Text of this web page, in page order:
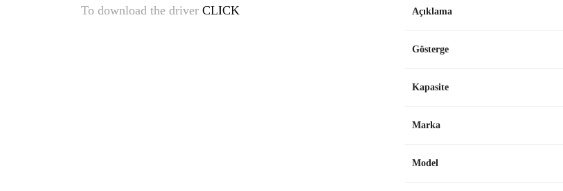
To download the driver CLICK Açıklama
Gösterge
Kapasite
Marka
Model